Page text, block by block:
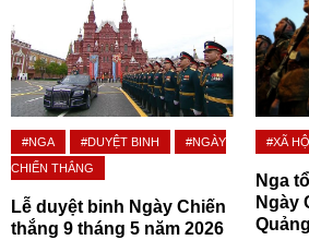
#NGA #DUYỆT BINH
#NGÀY
CHIẾN THẮNG
Lễ duyệt binh Ngày Chiến
thắng 9 tháng 5 năm 2026
#XÃ HỘI
Nga
Ngày